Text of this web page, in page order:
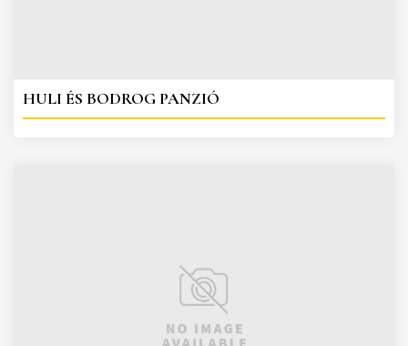
HULI ÉS BODROG PANZIÓ